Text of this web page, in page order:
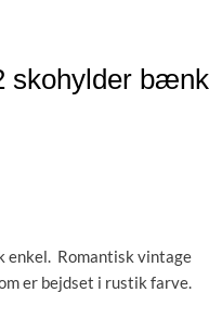
skohylder bænk
enkel. Romantisk vintage
er bejdset i rustik farve.